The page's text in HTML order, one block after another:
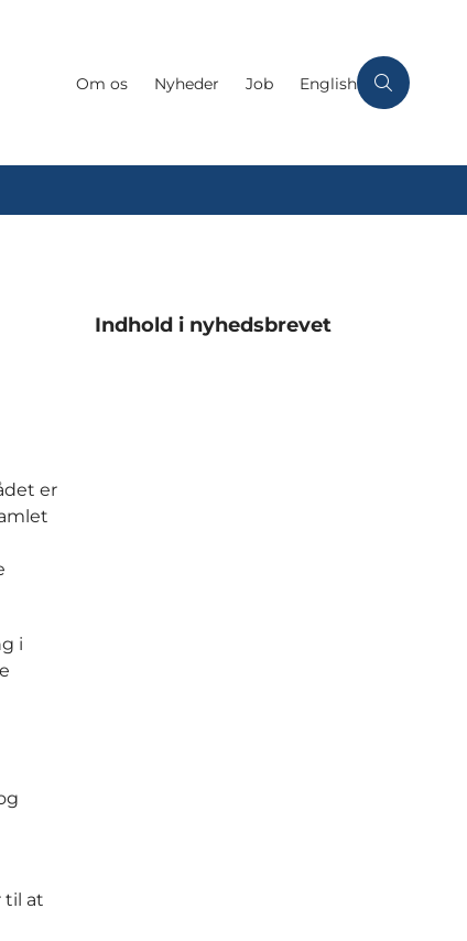
Om os Nyheder Job English
er
i
til at
Indhold i nyhedsbrevet